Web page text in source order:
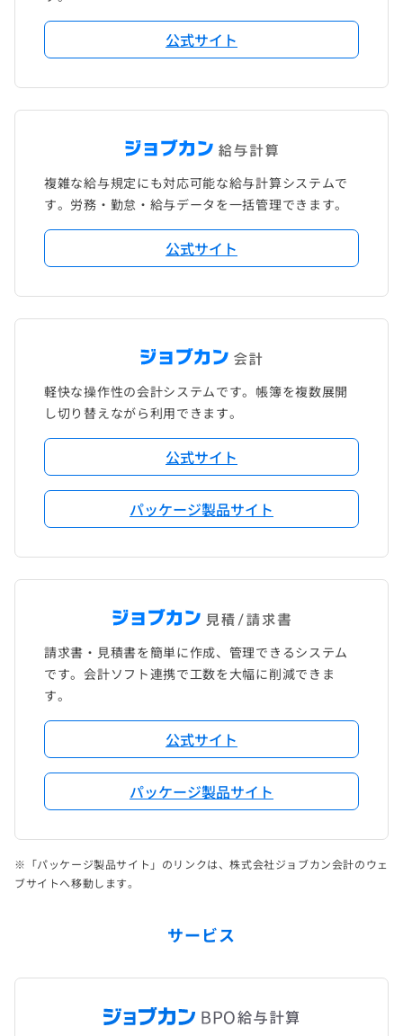
公式サイト
複雑な給与規定にも対応可能な給与計算システムで
す。労務・勤怠・給与データを一括管理できます。
公式サイト
軽快な操作性の会計システムです。帳簿を複数展開
し切り替えながら利用できます。
公式サイト
パッケージ製品サイト
請求書・見積書を簡単に作成、管理できるシステム
です。会計ソフト連携で工数を大幅に削減できま
す。
公式サイト
パッケージ製品サイト
※「パッケージ製品サイト」のリンクは、株式会社ジョブカン会計のウェ
ブサイトへ移動します。
サービス